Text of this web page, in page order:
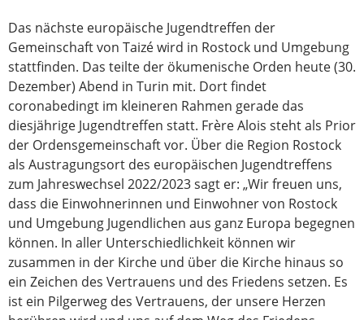
Das nächste europäische Jugendtreffen der
Gemeinschaft von Taizé wird in Rostock und Umgebung
stattfinden. Das teilte der ökumenische Orden heute (30.
Dezember) Abend in Turin mit. Dort findet
coronabedingt im kleineren Rahmen gerade das
diesjährige Jugendtreffen statt. Frère Alois steht als Prior
der Ordensgemeinschaft vor. Über die Region Rostock
als Austragungsort des europäischen Jugendtreffens
zum Jahreswechsel 2022/2023 sagt er: „Wir freuen uns,
dass die Einwohnerinnen und Einwohner von Rostock
und Umgebung Jugendlichen aus ganz Europa begegnen
können. In aller Unterschiedlichkeit können wir
zusammen in der Kirche und über die Kirche hinaus so
ein Zeichen des Vertrauens und des Friedens setzen. Es
ist ein Pilgerweg des Vertrauens, der unsere Herzen